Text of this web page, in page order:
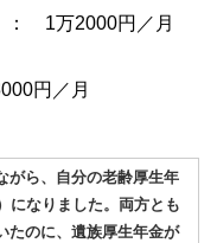
1万2000円／月
円／月
がら、自分の老齢厚生年
になりました。両方とも
たのに、遺族厚生年金が